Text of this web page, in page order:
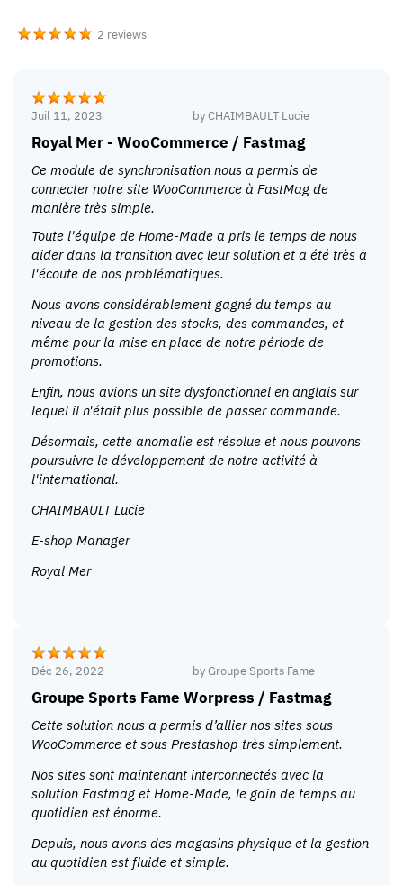
2 reviews
Juil 11, 2023 byCHAIMBAULT Lucie
Royal Mer - WooCommerce / Fastmag
Ce module de synchronisation nous a permis de
connecter notre site WooCommerce à FastMag de
manière très simple.
Toute l'équipe de Home-Made a pris le temps de nous
aider dans la transition avec leur solution et a été très à
l'écoute de nos problématiques.
Nous avons considérablement gagné du temps au
niveau de la gestion des stocks, des commandes, et
même pour la mise en place de notre période de
promotions.
Enfin, nous avions un site dysfonctionnel en anglais sur
lequel il n'était plus possible de passer commande.
Désormais, cette anomalie est résolue et nous pouvons
poursuivre le développement de notre activité à
l'international.
CHAIMBAULT Lucie
E-shop Manager
Royal Mer
Déc 26, 2022 byGroupe Sports Fame
Groupe Sports Fame Worpress / Fastmag
Cette solution nous a permis d’allier nos sites sous
WooCommerce et sous Prestashop très simplement.
Nos sites sont maintenant interconnectés avec la
solution Fastmag et Home-Made, le gain de temps au
quotidien est énorme.
Depuis, nous avons des magasins physique et la gestion
au quotidien est fluide et simple.